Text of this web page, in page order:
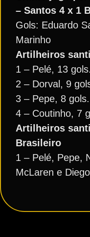
– Santos 4 x 1
Gols: Eduardo
Marinho
Artilheiros
1 – Pelé, 13 gols.
2 – Dorval, 9
3 – Pepe, 8 gols.
4 – Coutinho, 7
Artilheiros
Brasileiro
1 – Pelé, Pepe,
McLaren e